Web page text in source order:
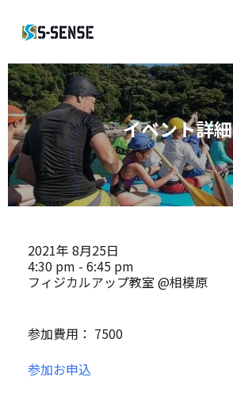
イベント詳細
2021年 8月25日
4:30 pm - 6:45 pm
フィジカルアップ教室 @相模原
参加費用： 7500
参加お申込